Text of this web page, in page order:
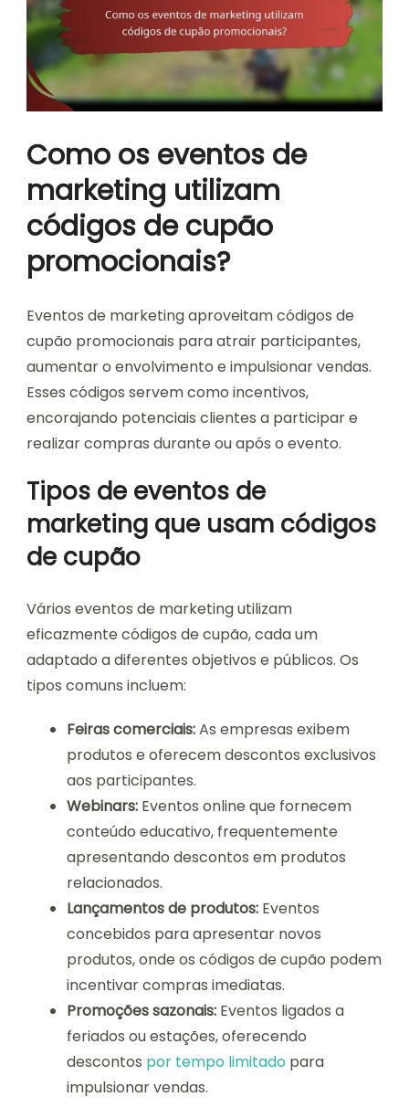
Como os eventos de
marketing utilizam
códigos de cupão
promocionais?
Eventos de marketing aproveitam códigos de
cupão promocionais para atrair participantes,
aumentar o envolvimento e impulsionar vendas.
Esses códigos servem como incentivos,
encorajando potenciais clientes a participar e
realizar compras durante ou após o evento.
Tipos de eventos de
marketing que usam códigos
de cupão
Vários eventos de marketing utilizam
eficazmente códigos de cupão, cada um
adaptado a diferentes objetivos e públicos. Os
tipos comuns incluem:
Feiras comerciais:As empresas exibem
produtos e oferecem descontos exclusivos
aos participantes.
Webinars: Eventos online que fornecem
conteúdo educativo, frequentemente
apresentando descontos em produtos
relacionados.
Lançamentos de produtos: Eventos
concebidos para apresentar novos
produtos, onde os códigos de cupão podem
incentivar compras imediatas.
Promoções sazonais: Eventos ligados a
feriados ou estações, oferecendo
descontos por tempo limitado para
impulsionar vendas.